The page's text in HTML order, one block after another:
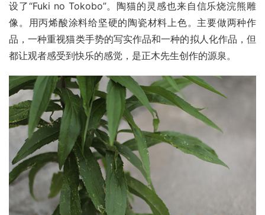
设了“Fuki no Tokobo”。陶猫的灵感也来自信乐烧浣熊雕
像。用丙烯酸涂料给坚硬的陶瓷材料上色。主要做两种作
品，一种重视猫类手势的写实作品和一种的拟人化作品，但
都让观者感受到快乐的感觉，是正木先生创作的源泉。